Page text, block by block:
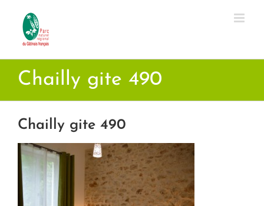
contenu
Chailly gite 490
Chailly gite 490